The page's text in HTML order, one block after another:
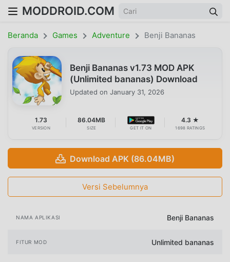
MODDROID.COM
Beranda Games Adventure Benji Bananas
Benji Bananas v1.73 MOD APK
(Unlimited bananas) Download
Updated on January 31, 2026
1.73
VERSION
86.04MB
SIZE GET IT ON
4.3 ★
1698 RATINGS
Download APK (86.04MB)
Versi Sebelumnya
NAMA APLIKASI Benji Bananas
FITUR MOD Unlimited bananas